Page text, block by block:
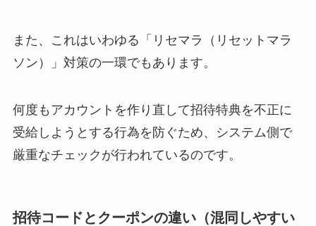
また、これはいわゆる「リセマラ（リセットマラ
ソン）」対策の一環でもあります。
何度もアカウントを作り直して招待特典を不正に
受給しようとする行為を防ぐため、システム側で
厳重なチェックが行われているのです。
招待コードとクーポンの違い（混同しやすい